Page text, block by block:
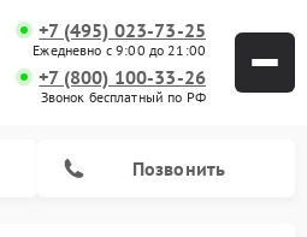
+7 (495) 023-73-25
Ежедневно с 9:00 до 21:00
+7 (800) 100-33-26
Звонок бесплатный по РФ
Позвонить